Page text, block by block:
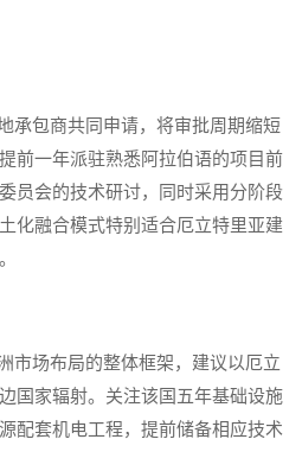
包商共同申请，将审批周期缩短
前一年派驻熟悉阿拉伯语的项目前
员会的技术研讨，同时采用分阶段
化融合模式特别适合厄立特里亚建
场布局的整体框架，建议以厄立
国家辐射。关注该国五年基础设施
配套机电工程，提前储备相应技术